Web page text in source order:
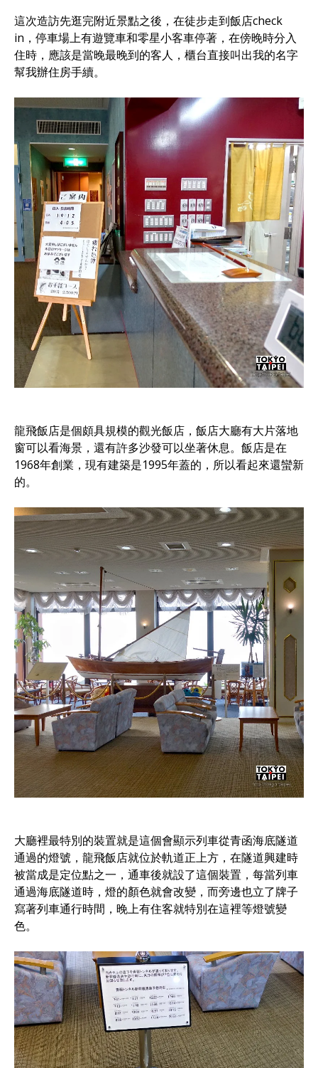
這次造訪先逛完附近景點之後，在徒步走到飯店check
in，停車場上有遊覽車和零星小客車停著，在傍晚時分入
住時，應該是當晚最晚到的客人，櫃台直接叫出我的名字
幫我辦住房手續。
龍飛飯店是個頗具規模的觀光飯店，飯店大廳有大片落地
窗可以看海景，還有許多沙發可以坐著休息。飯店是在
1968年創業，現有建築是1995年蓋的，所以看起來還蠻新
的。
大廳裡最特別的裝置就是這個會顯示列車從青函海底隧道
通過的燈號，龍飛飯店就位於軌道正上方，在隧道興建時
被當成是定位點之一，通車後就設了這個裝置，每當列車
通過海底隧道時，燈的顏色就會改變，而旁邊也立了牌子
寫著列車通行時間，晚上有住客就特別在這裡等燈號變
色。